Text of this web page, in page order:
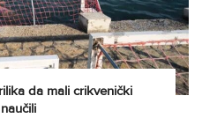
da mali crikvenički